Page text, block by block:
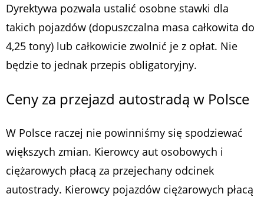
Dyrektywa pozwala ustalić osobne stawki dla
takich pojazdów (dopuszczalna masa całkowita do
4,25 tony) lub całkowicie zwolnić je z opłat. Nie
będzie to jednak przepis obligatoryjny.
Ceny za przejazd autostradą w Polsce
W Polsce raczej nie powinniśmy się spodziewać
większych zmian. Kierowcy aut osobowych i
ciężarowych płacą za przejechany odcinek
autostrady. Kierowcy pojazdów ciężarowych płacą